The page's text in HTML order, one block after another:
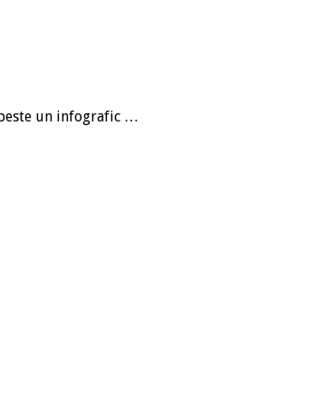
un infografic …